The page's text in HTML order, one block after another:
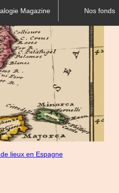
Magazine Nos fonds
lieux en Espagne